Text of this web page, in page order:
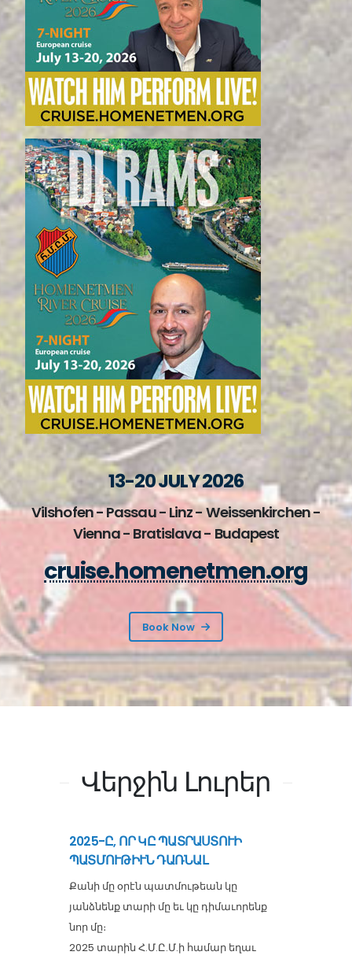
13-20 JULY 2026
Vilshofen - Passau - Linz - Weissenkirchen -
Vienna - Bratislava - Budapest
cruise.homenetmen.org
Book Now
Վերջին Լուրեր
2025-Ը, ՈՐ ԿԸ ՊԱՏՐԱՍՏՈՒԻ
ՊԱՏՄՈՒԹԻՒՆ ԴԱՌՆԱԼ
Քանի մը օրէն պատմութեան կը
յանձնենք տարի մը եւ կը դիմաւորենք
նոր մը։
2025 տարին Հ.Մ.Ը.Մ.ի համար եղաւ